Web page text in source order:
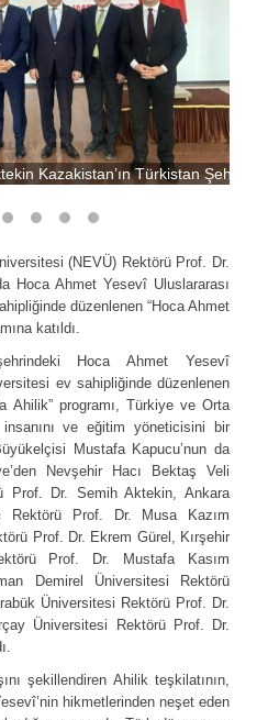
Kazakistan’ın Türkistan
(NEVÜ) Rektörü Prof. Dr.
Hoca Ahmet Yesevî Uluslararası
düzenlenen “Hoca Ahmet
katıldı.
Hoca Ahmet Yesevî
ev sahipliğinde düzenlenen
Ahilik” programı, Türkiye ve Orta
ve eğitim yöneticisini bir
Mustafa Kapucu’nun da
Nevşehir Hacı Bektaş Veli
Prof. Dr. Semih Aktekin, Ankara
Rektörü Prof. Dr. Musa Kazım
Prof. Dr. Ekrem Gürel, Kırşehir
Prof. Dr. Mustafa Kasım
Demirel Üniversitesi Rektörü
Üniversitesi Rektörü Prof. Dr.
Üniversitesi Rektörü Prof. Dr.
şekillendiren Ahilik teşkilatının,
hikmetlerinden neşet eden